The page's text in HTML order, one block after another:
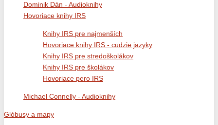
Dominik Dán - Audioknihy
Hovoriace knihy IRS
Knihy IRS pre najmenších
Hovoriace knihy IRS - cudzie jazyky
Knihy IRS pre stredoškolákov
Knihy IRS pre školákov
Hovoriace pero IRS
Michael Connelly - Audioknihy
Glóbusy a mapy